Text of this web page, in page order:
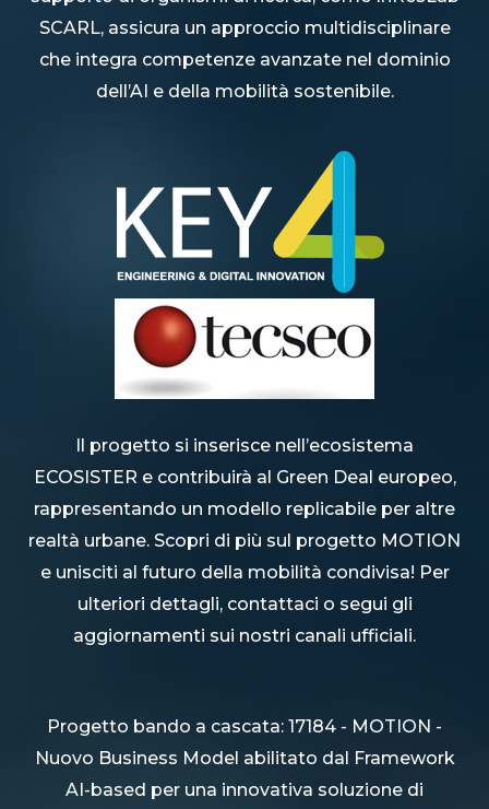
SCARL, assicura un approccio multidisciplinare
che integra competenze avanzate nel dominio
dell’AI e della mobilità sostenibile.
Il progetto si inserisce nell’ecosistema
ECOSISTER e contribuirà al Green Deal europeo,
rappresentando un modello replicabile per altre
realtà urbane. Scopri di più sul progetto MOTION
e unisciti al futuro della mobilità condivisa! Per
ulteriori dettagli, contattaci o segui gli
aggiornamenti sui nostri canali ufficiali.
Progetto bando a cascata: 17184 - MOTION -
Nuovo Business Model abilitato dal Framework
AI-based per una innovativa soluzione di